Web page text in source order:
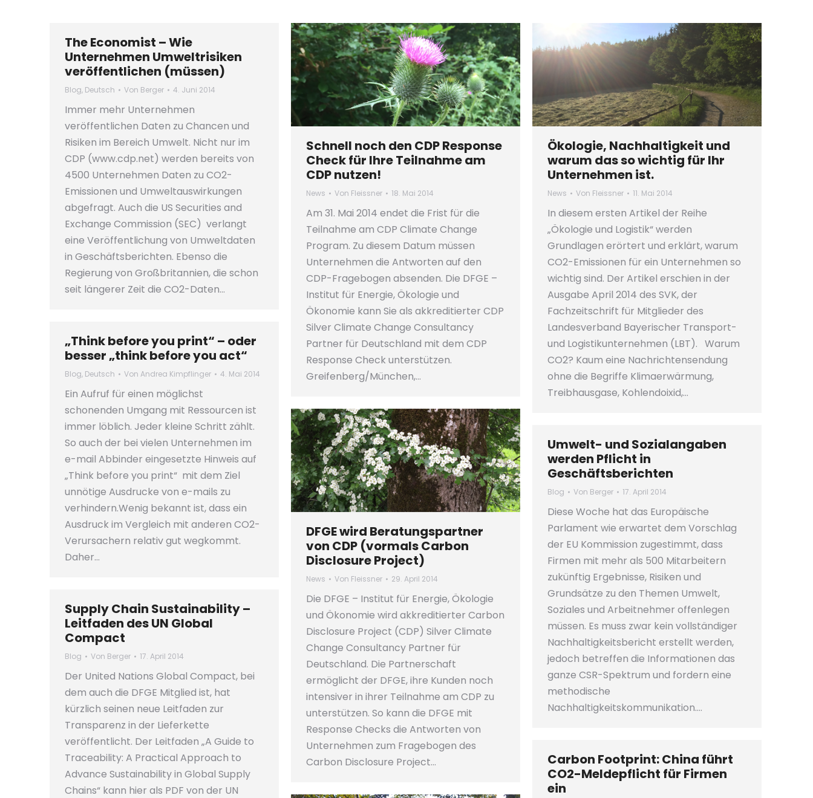
The Economist – Wie
Unternehmen Umweltrisiken
veröffentlichen (müssen)
Blog, Deutsch Von Berger 4. Juni 2014
Immer mehr Unternehmen
veröffentlichen Daten zu Chancen und
Risiken im Bereich Umwelt. Nicht nur im
CDP (www.cdp.net) werden bereits von
4500 Unternehmen Daten zu CO2-
Emissionen und Umweltauswirkungen
abgefragt. Auch die US Securities and
Exchange Commission (SEC) verlangt
eine Veröffentlichung von Umweltdaten
in Geschäftsberichten. Ebenso die
Regierung von Großbritannien, die schon
seit längerer Zeit die CO2-Daten…
Schnell noch den CDP Response
Check für Ihre Teilnahme am
CDP nutzen!
News Von Fleissner 18. Mai 2014
Am 31. Mai 2014 endet die Frist für die
Teilnahme am CDP Climate Change
Program. Zu diesem Datum müssen
Unternehmen die Antworten auf den
CDP-Fragebogen absenden. Die DFGE –
Institut für Energie, Ökologie und
Ökonomie kann Sie als akkreditierter CDP
Silver Climate Change Consultancy
Partner für Deutschland mit dem CDP
Response Check unterstützen.
Greifenberg/München,…
Ökologie, Nachhaltigkeit und
warum das so wichtig für Ihr
Unternehmen ist.
News Von Fleissner 11. Mai 2014
In diesem ersten Artikel der Reihe
„Ökologie und Logistik“ werden
Grundlagen erörtert und erklärt, warum
CO2-Emissionen für ein Unternehmen so
wichtig sind. Der Artikel erschien in der
Ausgabe April 2014 des SVK, der
Fachzeitschrift für Mitglieder des
Landesverband Bayerischer Transport-
und Logistikunternehmen (LBT). Warum
CO2? Kaum eine Nachrichtensendung
ohne die Begriffe Klimaerwärmung,
Treibhausgase, Kohlendoixid,…
„Think before you print“ – oder
besser „think before you act“
Blog, Deutsch Von Andrea Kimpflinger 4. Mai 2014
Ein Aufruf für einen möglichst
schonenden Umgang mit Ressourcen ist
immer löblich. Jeder kleine Schritt zählt.
So auch der bei vielen Unternehmen im
e-mail Abbinder eingesetzte Hinweis auf
„Think before you print“ mit dem Ziel
unnötige Ausdrucke von e-mails zu
verhindern.Wenig bekannt ist, dass ein
Ausdruck im Vergleich mit anderen CO2-
Verursachern relativ gut wegkommt.
Daher…
DFGE wird Beratungspartner
von CDP (vormals Carbon
Disclosure Project)
News Von Fleissner 29. April 2014
Die DFGE – Institut für Energie, Ökologie
und Ökonomie wird akkreditierter Carbon
Disclosure Project (CDP) Silver Climate
Change Consultancy Partner für
Deutschland. Die Partnerschaft
ermöglicht der DFGE, ihre Kunden noch
intensiver in ihrer Teilnahme am CDP zu
unterstützen. So kann die DFGE mit
Response Checks die Antworten von
Unternehmen zum Fragebogen des
Carbon Disclosure Project…
Umwelt- und Sozialangaben
werden Pflicht in
Geschäftsberichten
Blog Von Berger 17. April 2014
Diese Woche hat das Europäische
Parlament wie erwartet dem Vorschlag
der EU Kommission zugestimmt, dass
Firmen mit mehr als 500 Mitarbeitern
zukünftig Ergebnisse, Risiken und
Grundsätze zu den Themen Umwelt,
Soziales und Arbeitnehmer offenlegen
müssen. Es muss zwar kein vollständiger
Nachhaltigkeitsbericht erstellt werden,
jedoch betreffen die Informationen das
ganze CSR-Spektrum und fordern eine
methodische
Nachhaltigkeitskommunikation.…
Supply Chain Sustainability –
Leitfaden des UN Global
Compact
Blog Von Berger 17. April 2014
Der United Nations Global Compact, bei
dem auch die DFGE Mitglied ist, hat
kürzlich seinen neue Leitfaden zur
Transparenz in der Lieferkette
veröffentlicht. Der Leitfaden „A Guide to
Traceability: A Practical Approach to
Advance Sustainability in Global Supply
Chains“ kann hier als PDF von der UN
Carbon Footprint: China führt
CO2-Meldepflicht für Firmen
ein